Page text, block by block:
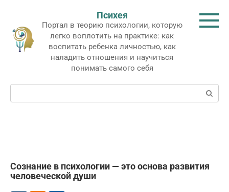
контенту
Психея
Портал в теорию психологии, которую
легко воплотить на практике: как
воспитать ребенка личностью, как
наладить отношения и научиться
понимать самого себя
Поиск:
Сознание в психологии — это основа развития
человеческой души